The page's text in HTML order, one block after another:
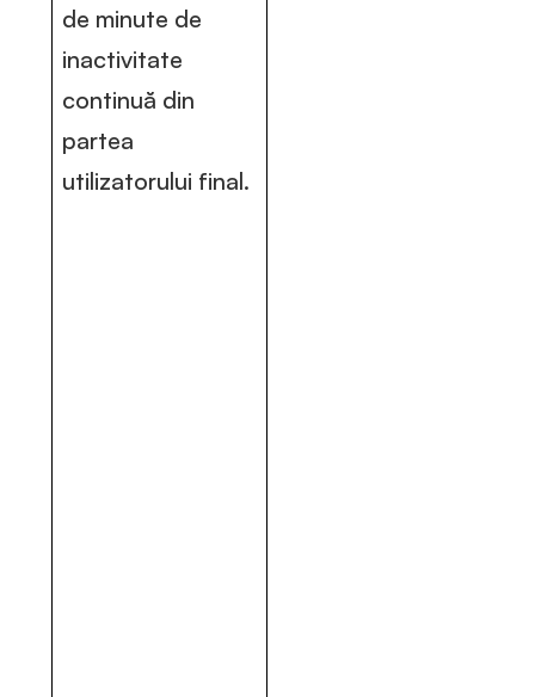
de minute de
inactivitate
continuă din
partea
utilizatorului final.